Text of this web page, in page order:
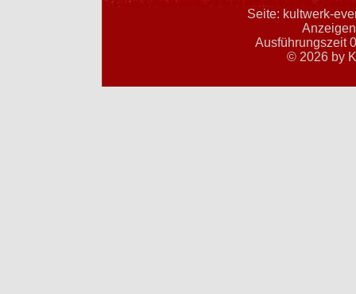
Seite: kultwerk-
Ausführungszeit
© 2026 by